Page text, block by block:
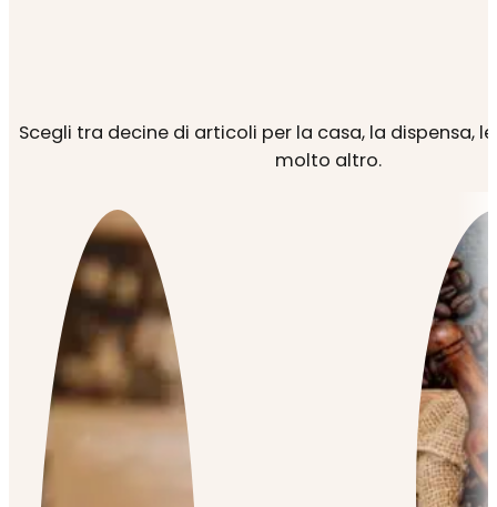
Scegli tra decine di articoli per la casa, la dispensa,
molto altro.